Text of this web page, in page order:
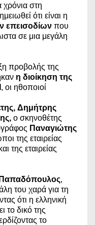
χρόνια στη
ότι είναι η
επεισοδίων που
σε μια μεγάλη
προβολής της
η διοίκηση της
, οι ηθοποιοί
Δημήτρης
ο σκηνοθέτης
Παναγιώτης
της εταιρείας
της εταιρείας
Παπαδόπουλος,
του χαρά για τη
ότι η ελληνική
το δικό της
το